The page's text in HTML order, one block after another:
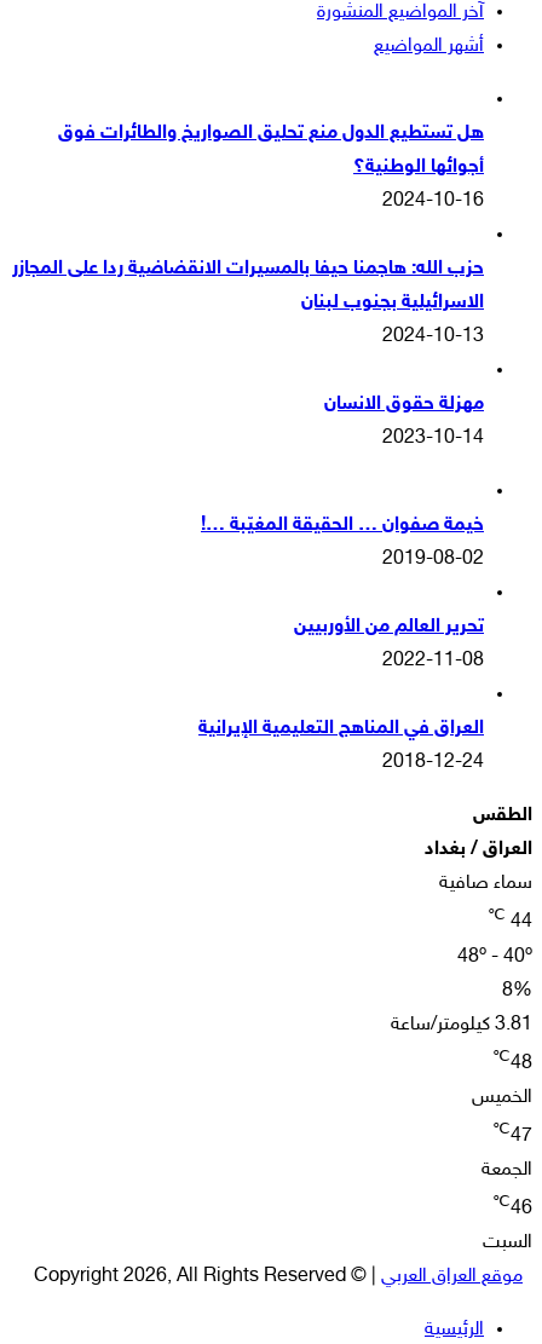
آخر المواضيع المنشورة
أشهر المواضيع
هل تستطيع الدول منع تحليق الصواريخ والطائرات فوق
أجوائها الوطنية؟
2024-10-16
حزب الله: هاجمنا حيفا بالمسيرات الانقضاضية ردا على المجازر
الاسرائيلية بجنوب لبنان
2024-10-13
مهزلة حقوق الانسان
2023-10-14
خيمة صفوان … الحقيقة المغيّبة …!
2019-08-02
تحرير العالم من الأوربيين
2022-11-08
العراق في المناهج التعليمية الإيرانية
2018-12-24
الطقس
العراق / بغداد
سماء صافية
44
℃
48º - 40º
8%
3.81 كيلومتر/ساعة
48
℃
الخميس
47
℃
الجمعة
46
℃
السبت
موقع العراق العربي | © Copyright 2026, All Rights Reserved
الرئيسية